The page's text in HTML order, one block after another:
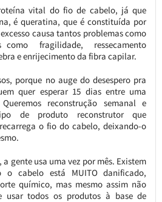
vital do fio de cabelo, já que
é queratina, que é constituída por
causa tantos problemas como
como fragilidade, ressecamento
e enrijecimento da fibra capilar.
porque no auge do desespero pra
quer esperar 15 dias entre uma
reconstrução semanal e
de produto reconstrutor que
o fio do cabelo, deixando-o
gente usa uma vez por mês. Existem
o cabelo está MUITO danificado,
químico, mas mesmo assim não
usar todos os produtos à base de